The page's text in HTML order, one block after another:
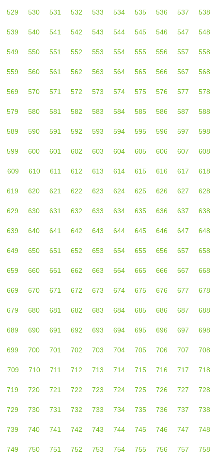
529 530 531 532 533 534 535 536 537 538
539 540 541 542 543 544 545 546 547 548
549 550 551 552 553 554 555 556 557 558
559 560 561 562 563 564 565 566 567 568
569 570 571 572 573 574 575 576 577 578
579 580 581 582 583 584 585 586 587 588
589 590 591 592 593 594 595 596 597 598
599 600 601 602 603 604 605 606 607 608
609 610 611 612 613 614 615 616 617 618
619 620 621 622 623 624 625 626 627 628
629 630 631 632 633 634 635 636 637 638
639 640 641 642 643 644 645 646 647 648
649 650 651 652 653 654 655 656 657 658
659 660 661 662 663 664 665 666 667 668
669 670 671 672 673 674 675 676 677 678
679 680 681 682 683 684 685 686 687 688
689 690 691 692 693 694 695 696 697 698
699 700 701 702 703 704 705 706 707 708
709 710 711 712 713 714 715 716 717 718
719 720 721 722 723 724 725 726 727 728
729 730 731 732 733 734 735 736 737 738
739 740 741 742 743 744 745 746 747 748
749 750 751 752 753 754 755 756 757 758